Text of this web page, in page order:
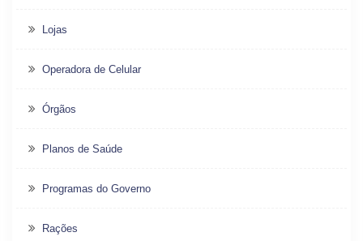
Lojas
Operadora de Celular
Órgãos
Planos de Saúde
Programas do Governo
Rações